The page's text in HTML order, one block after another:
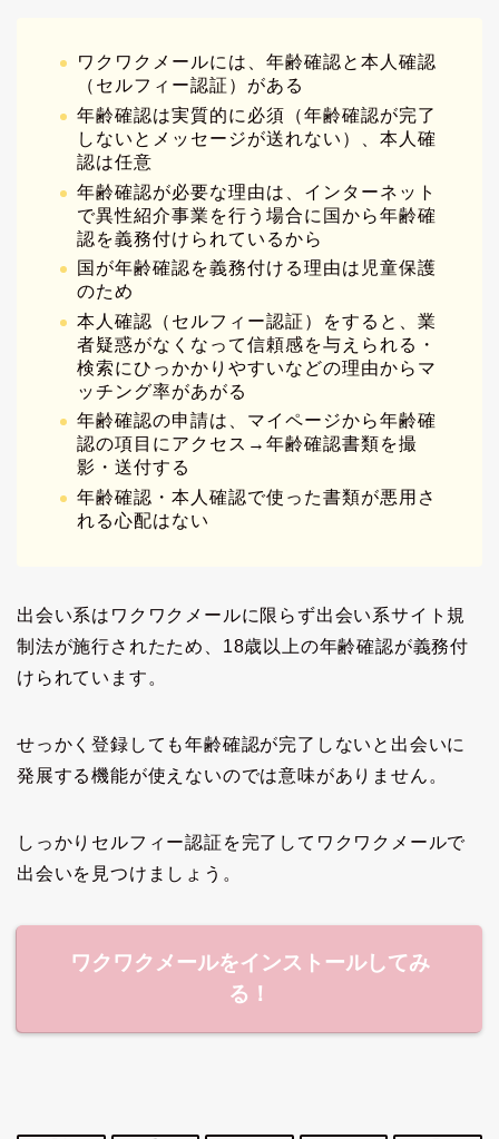
ワクワクメールには、年齢確認と本人確認
（セルフィー認証）がある
年齢確認は実質的に必須（年齢確認が完了
しないとメッセージが送れない）、本人確
認は任意
年齢確認が必要な理由は、インターネット
で異性紹介事業を行う場合に国から年齢確
認を義務付けられているから
国が年齢確認を義務付ける理由は児童保護
のため
本人確認（セルフィー認証）をすると、業
者疑惑がなくなって信頼感を与えられる・
検索にひっかかりやすいなどの理由からマ
ッチング率があがる
年齢確認の申請は、マイページから年齢確
認の項目にアクセス→年齢確認書類を撮
影・送付する
年齢確認・本人確認で使った書類が悪用さ
れる心配はない
出会い系はワクワクメールに限らず出会い系サイト規
制法が施行されたため、18歳以上の年齢確認が義務付
けられています。
せっかく登録しても年齢確認が完了しないと出会いに
発展する機能が使えないのでは意味がありません。
しっかりセルフィー認証を完了してワクワクメールで
出会いを見つけましょう。
ワクワクメールをインストールしてみ
る！